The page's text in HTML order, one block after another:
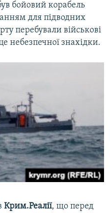
бойовий корабель
для підводних
перебували військові
небезпечної знахідки.
Крим.Реалії, що перед